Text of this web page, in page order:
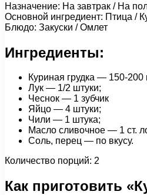
Назначение: На завтрак / На
Основной ингредиент: Птица /
Блюдо: Закуски / Омлет
Ингредиенты:
Куриная грудка — 150-200
Лук — 1/2 штуки;
Чеснок — 1 зубчик
Яйцо — 4 штуки;
Чили — 1 штука;
Масло сливочное — 1 ст.
Соль, перец — по вкусу.
Количество порций: 2
Как приготовить